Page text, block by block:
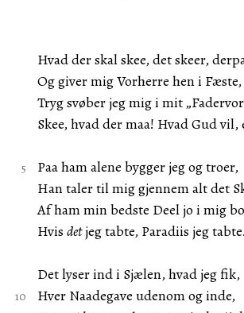
Hvad der skal skee, det skeer,
Og giver mig Vorherre hen i Fæste,
Tryg svøber jeg mig i mit
Skee, hvad der maa! Hvad Gud vil,
Paa ham alene bygger jeg og troer,
Han taler til mig gjennem alt det
Af ham min bedste Deel jo i mig
Hvis detjeg tabte, Paradiis jeg tabte.
Det lyser ind i Sjælen, hvad jeg fik,
Hver Naadegave udenom og inde,